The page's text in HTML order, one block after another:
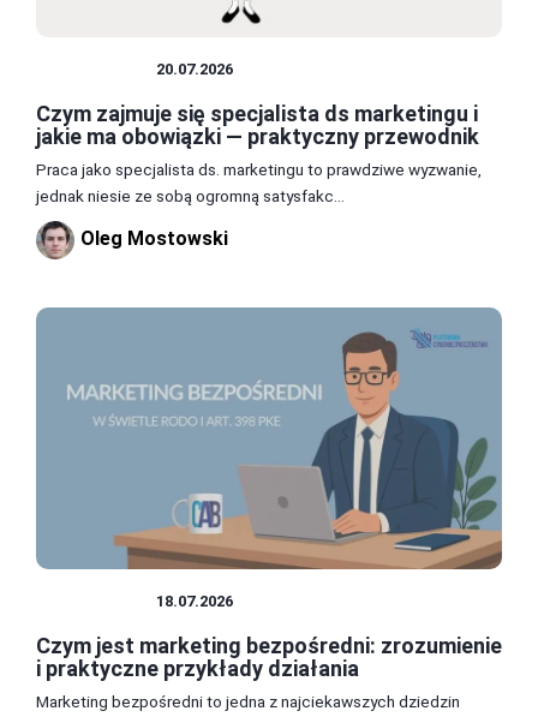
20.07.2026
Czym zajmuje się specjalista ds marketingu i
jakie ma obowiązki — praktyczny przewodnik
Praca jako specjalista ds. marketingu to prawdziwe wyzwanie,
jednak niesie ze sobą ogromną satysfakc...
Oleg Mostowski
18.07.2026
Czym jest marketing bezpośredni: zrozumienie
i praktyczne przykłady działania
Marketing bezpośredni to jedna z najciekawszych dziedzin